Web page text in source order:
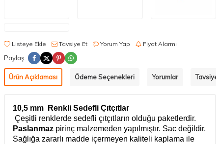
Listeye Ekle Tavsiye Et Yorum Yap Fiyat Alarmı
Paylaş
Ürün Açıklaması Ödeme Seçenekleri Yorumlar Tavsiye
10,5 mm Renkli Sedefli Çıtçıtlar
Çeşitli renklerde sedefli çıtçıtların olduğu paketlerdir.
Paslanmaz pirinç malzemeden yapılmıştır. Sac değildir.
Sağlığa zararlı madde içermeyen kaliteli kaplama ile